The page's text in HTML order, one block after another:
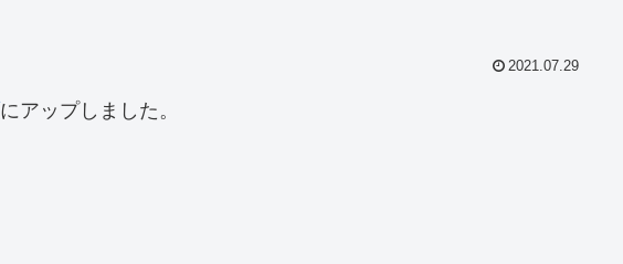
2021.07.29
にアップしました。